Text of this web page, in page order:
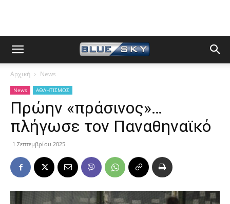
Αρχική News
News ΑΘΛΗΤΙΣΜΟΣ
Πρώην «πράσινος»…
πλήγωσε τον Παναθηναϊκό
1 Σεπτεμβρίου 2025